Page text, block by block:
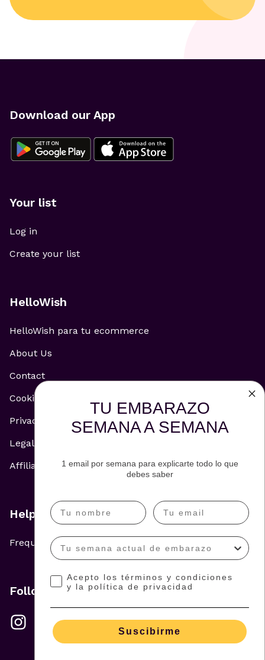
Download our App
Your list
Log in
Create your list
HelloWish
HelloWish para tu ecommerce
About Us
Contact
Cookie Policy
Privacy Policy
Legal Notice
Affiliate and Advertising Policy
Help
Frequently Asked Questions
Follow us
TU EMBARAZO
SEMANA A SEMANA
1 email por semana para explicarte todo lo que
debes saber
Acepto los términos y condiciones
y la política de privacidad
Suscibirme